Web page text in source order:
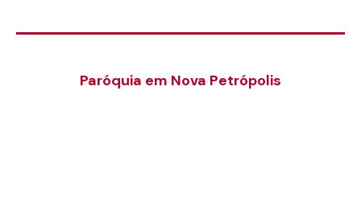
Paróquia em Nova Petrópolis